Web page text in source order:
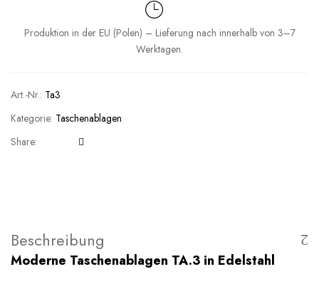
Produktion in der EU (Polen) – Lieferung nach innerhalb von 3–7
Werktagen.
Art.-Nr.: Ta3
Kategorie: Taschenablagen
Share:
Beschreibung
Moderne Taschenablagen TA.3 in Edelstahl